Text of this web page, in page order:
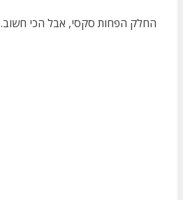
החלק הפחות סקסי, אבל הכי חשוב.